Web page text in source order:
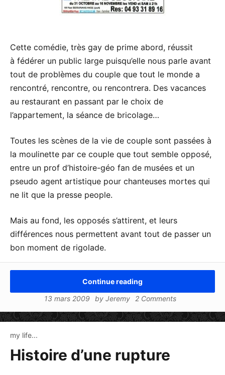
Cette comédie, très gay de prime abord, réussit
à fédérer un public large puisqu’elle nous parle avant
tout de problèmes du couple que tout le monde a
rencontré, rencontre, ou rencontrera. Des vacances
au restaurant en passant par le choix de
l’appartement, la séance de bricolage…
Toutes les scènes de la vie de couple sont passées à
la moulinette par ce couple que tout semble opposé,
entre un prof d’histoire-géo fan de musées et un
pseudo agent artistique pour chanteuses mortes qui
ne lit que la presse people.
Mais au fond, les opposés s’attirent, et leurs
différences nous permettent avant tout de passer un
bon moment de rigolade.
Continue reading
13 mars 2009
by Jeremy 2 Comments
my life...
Histoire d’une rupture